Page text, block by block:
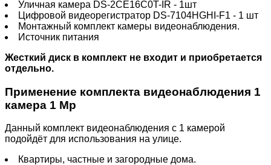
Уличная камера DS-2CE16C0T-IR - 1шт
Цифровой видеорегистратор DS-7104HGHI-F1 - 1 шт
Монтажный комплект камеры видеонаблюдения.
Источник питания
Жесткий диск в комплект не входит и приобретается
отдельно.
Применение комплекта видеонаблюдения 1
камера 1 Mp
Данный комплект видеонаблюдения с 1 камерой
подойдёт для использования на улице.
Квартиры, частные и загородные дома.